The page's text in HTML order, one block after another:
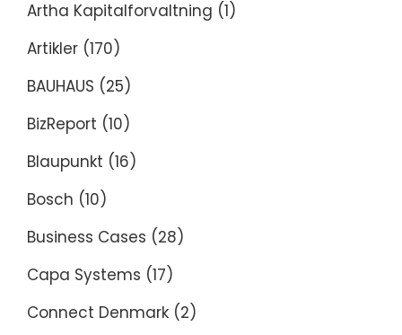
Artha Kapitalforvaltning (1)
Artikler (170)
BAUHAUS (25)
BizReport (10)
Blaupunkt (16)
Bosch (10)
Business Cases (28)
Capa Systems (17)
Connect Denmark (2)